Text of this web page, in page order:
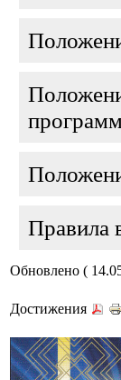
Правила
Обновлено (
Достижения